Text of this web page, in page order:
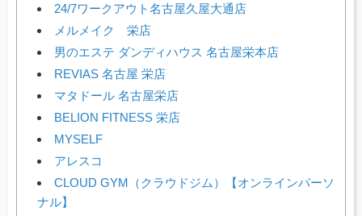
24/7ワークアウト名古屋久屋大通店
メルメイク 栄店
男のエステ ダンディハウス 名古屋栄本店
REVIAS 名古屋 栄店
マタドール 名古屋栄店
BELION FITNESS 栄店
MYSELF
アレスコ
CLOUD GYM（クラウドジム）【オンラインパーソ
ナル】